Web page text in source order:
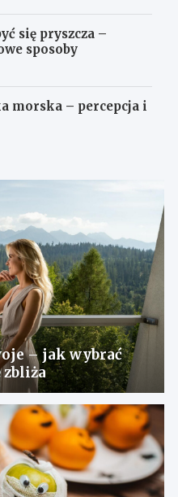
się pryszcza –
sposoby
morska – percepcja i
– jak wybrać
zbliża